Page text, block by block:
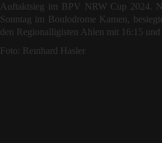
Auftaktsieg im BPV NRW Cup 2024.
Sonntag im Boulodrome Kamen,
den Regionalligisten Ahlen mit 16:15
Foto: Reinhard Hasler